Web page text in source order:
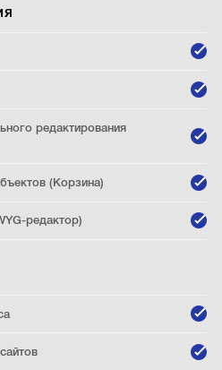
редактирования
(Корзина)
редактор)